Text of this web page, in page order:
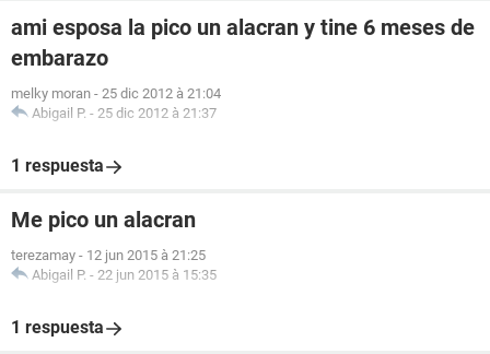
ami esposa la pico un alacran y tine 6 meses de
embarazo
melky moran - 25 dic 2012 à 21:04
Abigail P. - 25 dic 2012 à 21:37
1 respuesta
Me pico un alacran
terezamay - 12 jun 2015 à 21:25
Abigail P. - 22 jun 2015 à 15:35
1 respuesta